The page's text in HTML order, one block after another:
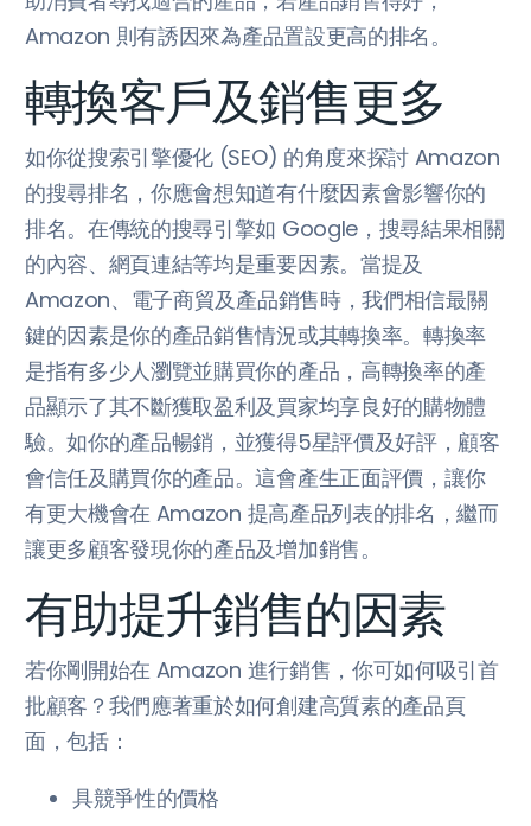
Amazon 則有誘因來為產品置設更高的排名。
轉換客戶及銷售更多
如你從搜索引擎優化 (SEO) 的角度來探討 Amazon
的搜尋排名，你應會想知道有什麼因素會影響你的
排名。在傳統的搜尋引擎如 Google，搜尋結果相關
的內容、網頁連結等均是重要因素。當提及
Amazon、電子商貿及產品銷售時，我們相信最關
鍵的因素是你的產品銷售情況或其轉換率。轉換率
是指有多少人瀏覽並購買你的產品，高轉換率的產
品顯示了其不斷獲取盈利及買家均享良好的購物體
驗。如你的產品暢銷，並獲得5星評價及好評，顧客
會信任及購買你的產品。這會產生正面評價，讓你
有更大機會在 Amazon 提高產品列表的排名，繼而
讓更多顧客發現你的產品及增加銷售。
有助提升銷售的因素
若你剛開始在 Amazon 進行銷售，你可如何吸引首
批顧客？我們應著重於如何創建高質素的產品頁
面，包括：
具競爭性的價格